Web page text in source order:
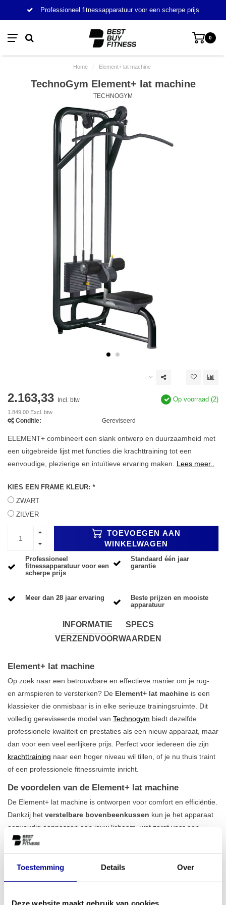
Toestemming Details Over
Deze website maakt gebruik van cookies
Professioneel fitnessapparatuur voor een scherpe prijs
0
Home / Element+ lat machine
TechnoGym Element+ lat machine
TECHNOGYM
2.163,33 Incl. btw
1.849,00 Excl. btw
Op voorraad (2)
Conditie: Gereviseerd
ELEMENT+ combineert een slank ontwerp en duurzaamheid met
een uitgebreide lijst met functies die krachttraining tot een
eenvoudige, plezierige en intuïtieve ervaring maken. Lees meer..
KIES EEN FRAME KLEUR: *
ZWART
ZILVER
TOEVOEGEN AAN
WINKELWAGEN
Professioneel
fitnessapparatuur voor een
scherpe prijs
Standaard één jaar
garantie
Meer dan 28 jaar ervaring
Beste prijzen en mooiste
apparatuur
INFORMATIE
SPECS
VERZENDVOORWAARDEN
Element+ lat machine
Op zoek naar een betrouwbare en effectieve manier om je rug-
en armspieren te versterken? De Element+ lat machine is een
klassieker die onmisbaar is in elke serieuze trainingsruimte. Dit
volledig gereviseerde model van Technogym biedt dezelfde
professionele kwaliteit en prestaties als een nieuw apparaat, maar
dan voor een veel eerlijkere prijs. Perfect voor iedereen die zijn
krachttraining naar een hoger niveau wil tillen, of je nu thuis traint
of een professionele fitnessruimte inricht.
De voordelen van de Element+ lat machine
De Element+ lat machine is ontworpen voor comfort en efficiëntie.
Dankzij het verstelbare bovenbeenkussen kun je het apparaat
eenvoudig aanpassen aan jouw lichaam, wat zorgt voor een
stabiele en correcte houding tijdens elke herhaling. Met een
gewichtsblok van 90 kg biedt dit toestel meer dan genoeg
uitdaging voor zowel beginnende als gevorderde sporters. De
elk gereviseerd apparaat door ons zorgvuldig is geselecteerd en